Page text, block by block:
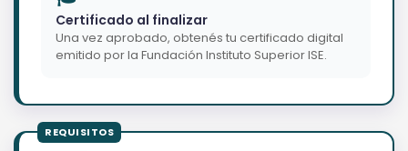
Certificado al finalizar
Una vez aprobado, obtenés tu certificado digital
emitido por la Fundación Instituto Superior ISE.